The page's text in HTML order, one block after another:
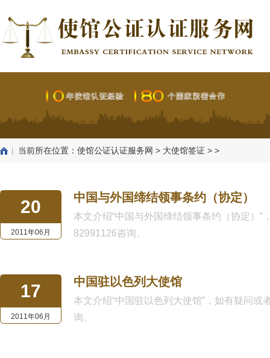
当前所在位置： 使馆公证认证服务网 > 大使馆签证 > >
20
2011年06月
中国与外国缔结领事条约（协定）
本文介绍“中国与外国缔结领事条约（协定）
82991126咨询。
17
2011年06月
中国驻以色列大使馆
本文介绍“中国驻以色列大使馆”，如有疑问
询。